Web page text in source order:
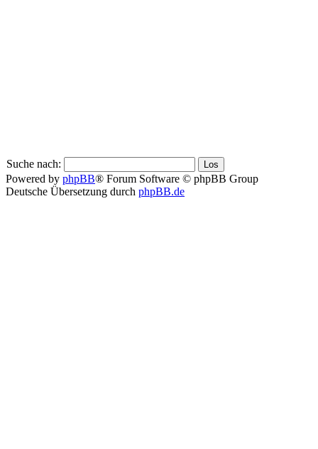
Suche nach:
Powered by phpBB® Forum Software © phpBB Group
Deutsche Übersetzung durch phpBB.de